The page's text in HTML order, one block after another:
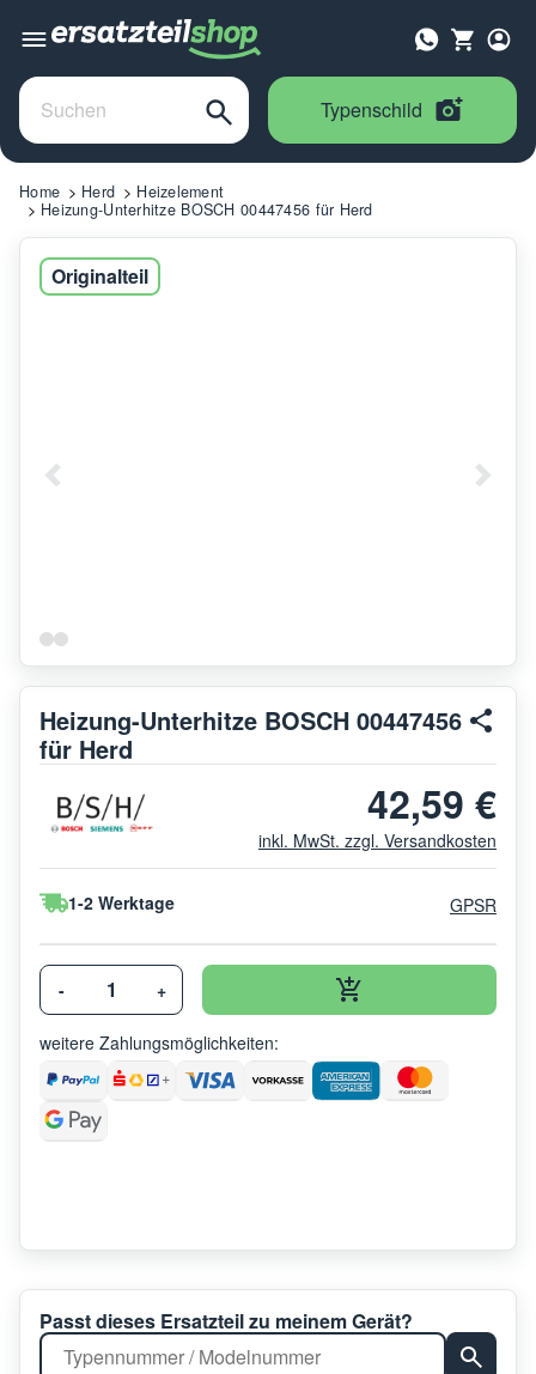
Typenschild
Home Herd
Heizelement
Heizung-Unterhitze BOSCH 00447456 für Herd
Originalteil
Heizung-Unterhitze BOSCH 00447456
für Herd
42,59 €
inkl. MwSt. zzgl. Versandkosten
1-2 Werktage GPSR
- +
weitere Zahlungsmöglichkeiten:
Passt dieses Ersatzteil zu meinem Gerät?